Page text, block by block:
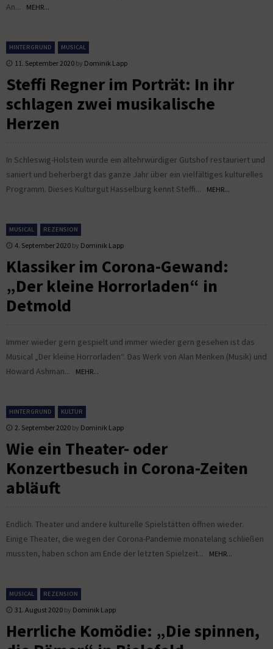
An...
MEHR...
HINTERGRUND MUSICAL
11. September 2020 by Dominik Lapp
Steffi Regner im Porträt: In ihr
schlagen zwei musikalische
Herzen
In Schleswig-Holstein wurde ein altehrwürdiger Gutshof restauriert und
saniert und beherbergt das ganze Jahr über ein vielfältiges kulturelles
Programm. Dieses Kulturgut Hasselburg kennt Steffi...
MEHR...
MUSICAL REZENSION
4. September 2020 by Dominik Lapp
Klassiker im Corona-Gewand:
„Der kleine Horrorladen“ in
Detmold
Immer wieder gern gespielt und immer wieder gern gesehen ist das
Musical „Der kleine Horrorladen“. Das Werk von Alan Menken (Musik) und
Howard Ashman...
MEHR...
HINTERGRUND KULTUR
2. September 2020 by Dominik Lapp
Wie ein Theater- oder
Konzertbesuch in Corona-Zeiten
abläuft
Endlich. Theater und andere kulturelle Spielstätten öffnen wieder.
Einige Theater, die wegen der Corona-Pandemie monatelang schließen
mussten, haben schon am Ende der letzten Spielzeit...
MEHR...
MUSICAL REZENSION
31. August 2020 by Dominik Lapp
Herrliche Komödie: „Die spinnen,